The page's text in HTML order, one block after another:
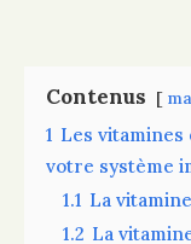
Contenus
1 Les vitamines
votre système
1.1 La
1.2 La